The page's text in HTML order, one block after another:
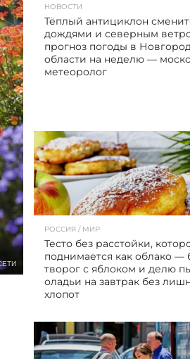
НОВОСТИ
Тёплый антициклон
дождями и северным
прогноз погоды в
области на неделю —
метеоролог
РОССИЯ / МИР
Тесто без расстойки,
поднимается как облако —
творог с яблоком и делю
оладьи на завтрак без
хлопот